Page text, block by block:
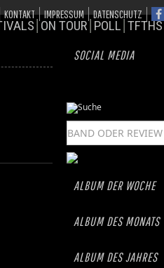
KONTAKT IMPRESSUM DATENSCHUTZ
ON TOUR POLL TFTHS
SOCIAL MEDIA
ALBUM DER WOCHE
ALBUM DES MONATS
ALBUM DES JAHRES